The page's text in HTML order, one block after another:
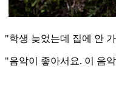
"학생 늦었는데 집에 안
"음악이 좋아서요. 이 음